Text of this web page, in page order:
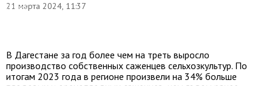
21 марта 2024, 11:37
Сергей
В Дагестане за год более чем на треть выросло
производство собственных саженцев сельхозкультур. По
итогам 2023 года в регионе произвели на 34% больше